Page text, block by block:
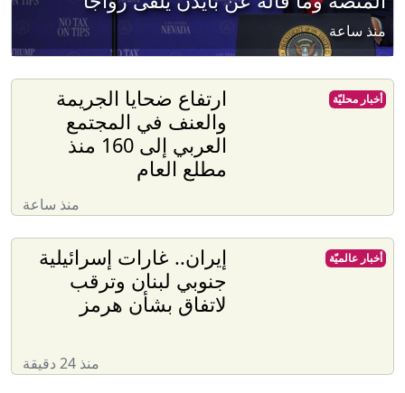
منذ ساعة
ارتفاع ضحايا الجريمة
والعنف في المجتمع
العربي إلى 160 منذ
مطلع العام
منذ ساعة
أخبار محليّة
إيران.. غارات إسرائيلية
جنوبي لبنان وترقب
لاتفاق بشأن هرمز
منذ 24 دقيقة
أخبار عالميّة